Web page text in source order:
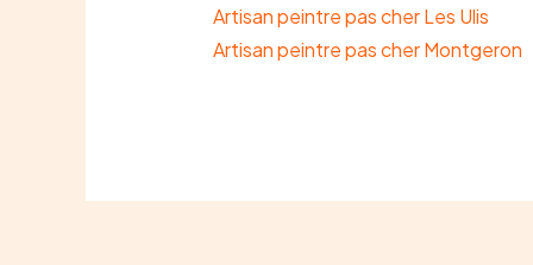
Artisan peintre pas cher Les Ulis
Artisan peintre pas cher Montgeron